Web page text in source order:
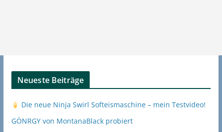
Neueste Beiträge
Die neue Ninja Swirl Softeismaschine – mein Testvideo!
GÖNRGY von MontanaBlack probiert